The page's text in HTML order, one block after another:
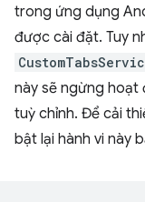
trong ứng dụng
được cài đặt. Tuy
này sẽ ngừng hoạt
tuỳ chỉnh. Để cải
bật lại hành vi này